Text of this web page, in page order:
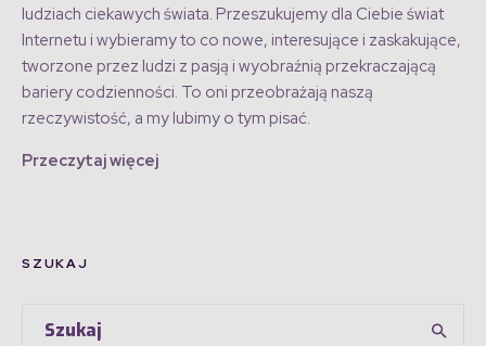
ludziach ciekawych świata. Przeszukujemy dla Ciebie świat
Internetu i wybieramy to co nowe, interesujące i zaskakujące,
tworzone przez ludzi z pasją i wyobraźnią przekraczającą
bariery codzienności. To oni przeobrażają naszą
rzeczywistość, a my lubimy o tym pisać.
Przeczytaj więcej
SZUKAJ